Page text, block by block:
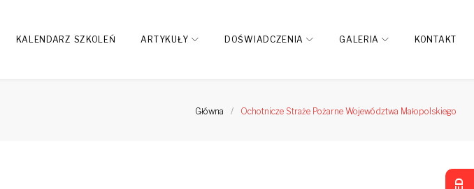
KALENDARZ SZKOLEŃ ARTYKUŁY DOŚWIADCZENIA GALERIA KONTAKT
Główna / Ochotnicze Straże Pożarne Województwa Małopolskiego